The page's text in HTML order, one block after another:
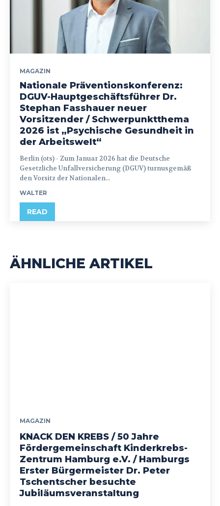
MAGAZIN
Nationale Präventionskonferenz:
DGUV-Hauptgeschäftsführer Dr.
Stephan Fasshauer neuer
Vorsitzender / Schwerpunktthema
2026 ist „Psychische Gesundheit in
der Arbeitswelt“
Berlin (ots) - Zum Januar 2026 hat die Deutsche
Gesetzliche Unfallversicherung (DGUV) turnusgemäß
den Vorsitz der Nationalen...
WALTER
READ
ÄHNLICHE ARTIKEL
MAGAZIN
KNACK DEN KREBS / 50 Jahre
Fördergemeinschaft Kinderkrebs-
Zentrum Hamburg e.V. / Hamburgs
Erster Bürgermeister Dr. Peter
Tschentscher besuchte
Jubiläumsveranstaltung